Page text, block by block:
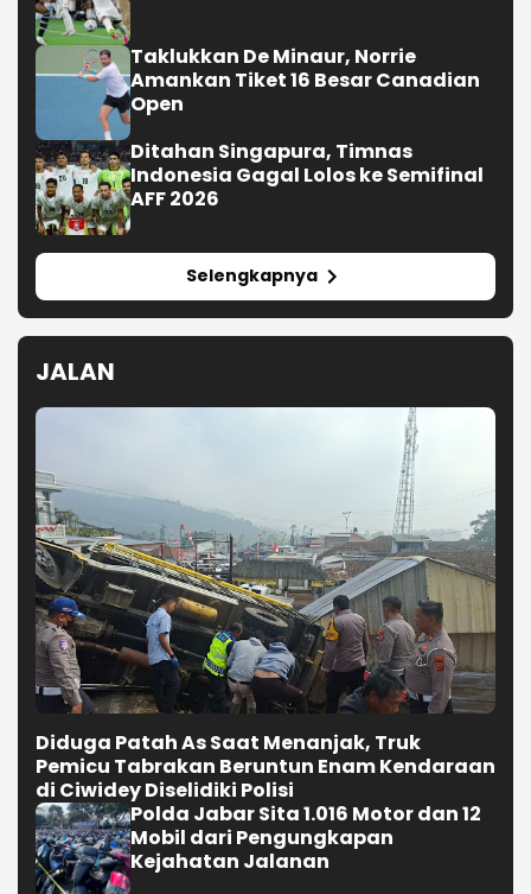
Taklukkan De Minaur, Norrie
Amankan Tiket 16 Besar Canadian
Open
Ditahan Singapura, Timnas
Indonesia Gagal Lolos ke Semifinal
AFF 2026
Selengkapnya
JALAN
Diduga Patah As Saat Menanjak, Truk
Pemicu Tabrakan Beruntun Enam Kendaraan
di Ciwidey Diselidiki Polisi
Polda Jabar Sita 1.016 Motor dan 12
Mobil dari Pengungkapan
Kejahatan Jalanan